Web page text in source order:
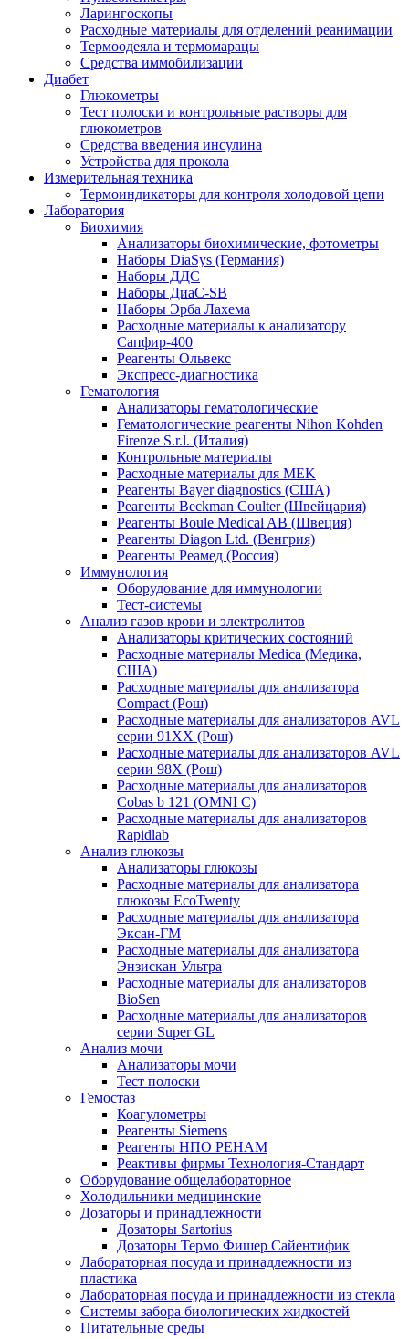
Ларингоскопы
Расходные материалы для отделений реанимации
Термоодеяла и термомарацы
Средства иммобилизации
Диабет
Глюкометры
Тест полоски и контрольные растворы для
глюкометров
Средства введения инсулина
Устройства для прокола
Измерительная техника
Термоиндикаторы для контроля холодовой цепи
Лаборатория
Биохимия
Анализаторы биохимические, фотометры
Наборы DiaSys (Германия)
Наборы ДДС
Наборы ДиаС-SB
Наборы Эрба Лахема
Расходные материалы к анализатору
Сапфир-400
Реагенты Ольвекс
Экспресс-диагностика
Гематология
Анализаторы гематологические
Гематологические реагенты Nihon Kohden
Firenze S.r.l. (Италия)
Контрольные материалы
Расходные материалы для MEK
Реагенты Bayer diagnostics (США)
Реагенты Beckman Coulter (Швейцария)
Реагенты Boule Medical AB (Швеция)
Реагенты Diagon Ltd. (Венгрия)
Реагенты Реамед (Россия)
Иммунология
Оборудование для иммунологии
Тест-системы
Анализ газов крови и электролитов
Анализаторы критических состояний
Расходные материалы Medica (Медика,
США)
Расходные материалы для анализатора
Compact (Рош)
Расходные материалы для анализаторов AVL
серии 91ХХ (Рош)
Расходные материалы для анализаторов AVL
серии 98Х (Рош)
Расходные материалы для анализаторов
Cobas b 121 (OMNI C)
Расходные материалы для анализаторов
Rapidlab
Анализ глюкозы
Анализаторы глюкозы
Расходные материалы для анализатора
глюкозы EcoTwenty
Расходные материалы для анализатора
Эксан-ГМ
Расходные материалы для анализатора
Энзискан Ультра
Расходные материалы для анализаторов
BioSen
Расходные материалы для анализаторов
серии Super GL
Анализ мочи
Анализаторы мочи
Тест полоски
Гемостаз
Коагулометры
Реагенты Siemens
Реагенты НПО РЕНАМ
Реактивы фирмы Технология-Стандарт
Оборудование общелабораторное
Холодильники медицинские
Дозаторы и принадлежности
Дозаторы Sartorius
Дозаторы Термо Фишер Сайентифик
Лабораторная посуда и принадлежности из
пластика
Лабораторная посуда и принадлежности из стекла
Системы забора биологических жидкостей
Питательные среды